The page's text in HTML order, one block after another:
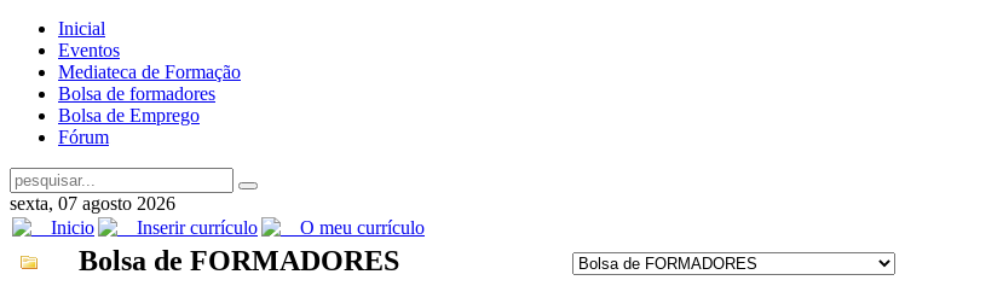
Inicial
Eventos
Mediateca de Formação
Bolsa de formadores
Bolsa de Emprego
Fórum
sexta, 07 agosto 2026
Inicio
Inserir currículo O meu currículo
Bolsa de FORMADORES